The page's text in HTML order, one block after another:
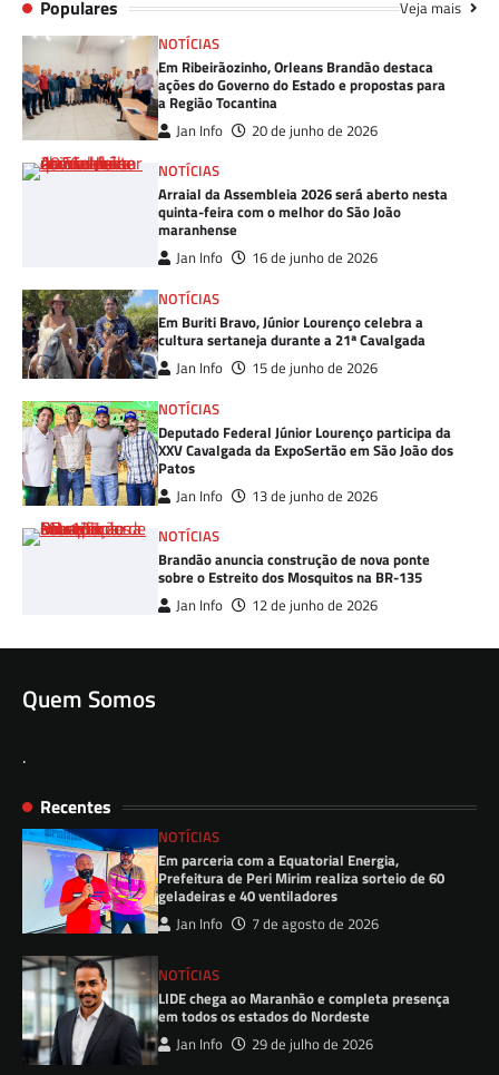
Populares Veja mais
NOTÍCIAS
Em Ribeirãozinho, Orleans Brandão destaca
ações do Governo do Estado e propostas para
a Região Tocantina
Jan Info
20 de junho de 2026
NOTÍCIAS
Arraial da Assembleia 2026 será aberto nesta
quinta-feira com o melhor do São João
maranhense
Jan Info
16 de junho de 2026
NOTÍCIAS
Em Buriti Bravo, Júnior Lourenço celebra a
cultura sertaneja durante a 21ª Cavalgada
Jan Info
15 de junho de 2026
NOTÍCIAS
Deputado Federal Júnior Lourenço participa da
XXV Cavalgada da ExpoSertão em São João dos
Patos
Jan Info
13 de junho de 2026
NOTÍCIAS
Brandão anuncia construção de nova ponte
sobre o Estreito dos Mosquitos na BR-135
Jan Info 12 de junho de 2026
Quem Somos
.
Recentes
NOTÍCIAS
Em parceria com a Equatorial Energia,
Prefeitura de Peri Mirim realiza sorteio de 60
geladeiras e 40 ventiladores
Jan Info 7 de agosto de 2026
NOTÍCIAS
LIDE chega ao Maranhão e completa presença
em todos os estados do Nordeste
Jan Info 29 de julho de 2026